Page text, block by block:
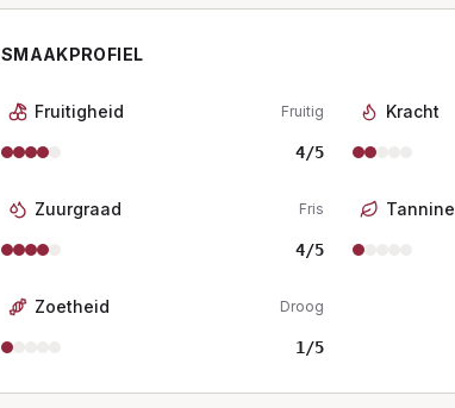
SMAAKPROFIEL
Fruitigheid Fruitig
4/5
Kracht
Zuurgraad Fris
4/5
Tannine
Zoetheid Droog
1 /5